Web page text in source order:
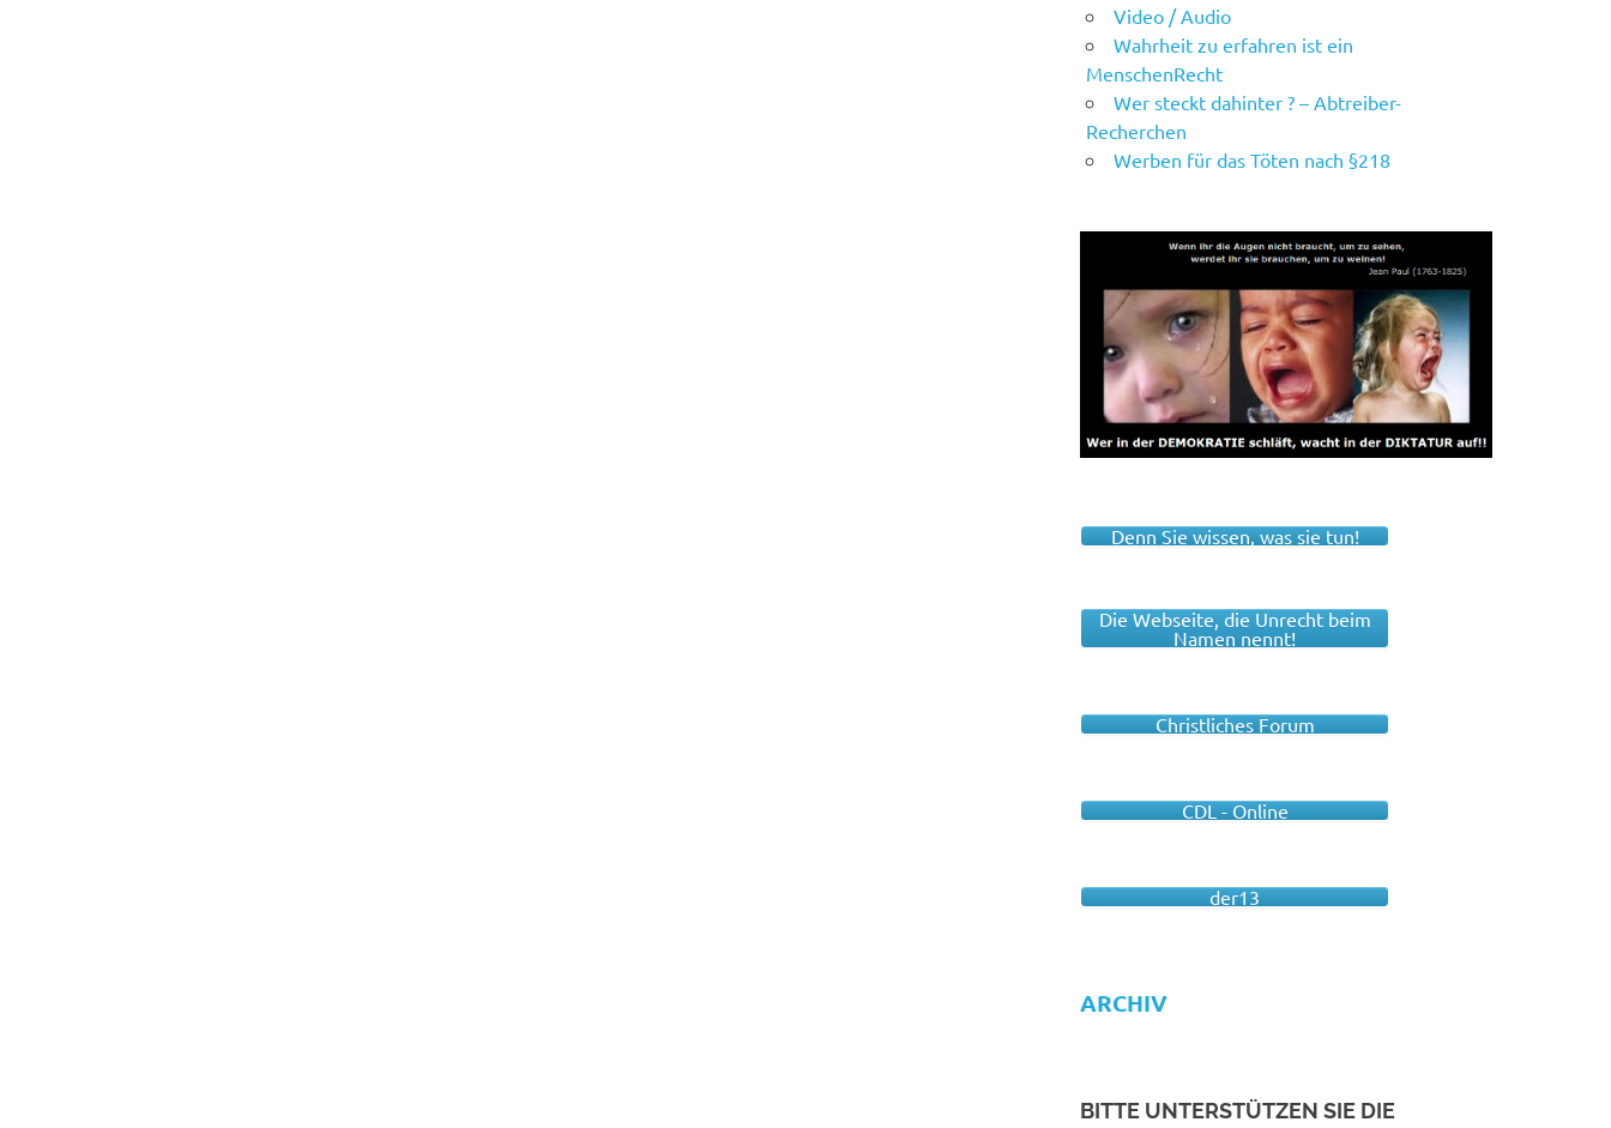
Video / Audio
Wahrheit zu erfahren ist ein
MenschenRecht
Wer steckt dahinter ? – Abtreiber-
Recherchen
Werben für das Töten nach §218
Denn Sie wissen, was sie tun!
Die Webseite, die Unrecht beim
Namen nennt!
Christliches Forum
CDL - Online
der13
ARCHIV
BITTE UNTERSTÜTZEN SIE DIE